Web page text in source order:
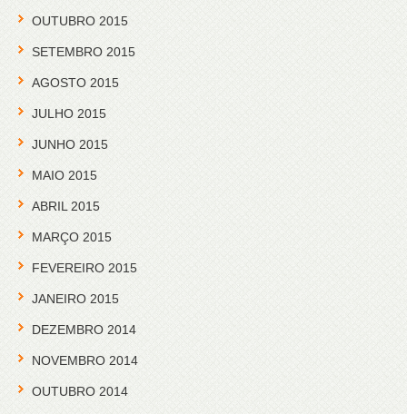
OUTUBRO 2015
SETEMBRO 2015
AGOSTO 2015
JULHO 2015
JUNHO 2015
MAIO 2015
ABRIL 2015
MARÇO 2015
FEVEREIRO 2015
JANEIRO 2015
DEZEMBRO 2014
NOVEMBRO 2014
OUTUBRO 2014